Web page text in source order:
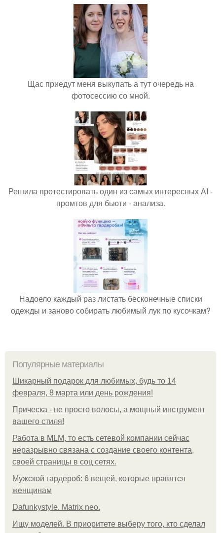
Щас приедут меня выкупать а тут очередь на
фотосессию со мной.
Решила протестировать один из самых интересных AI -
промтов для бьюти - анализа.
Надоело каждый раз листать бесконечные списки
одежды и заново собирать любимый лук по кусочкам?
Популярные материалы
Шикарный подарок для любимых, будь то 14
февраля, 8 марта или день рождения!
Прическа - не просто волосы, а мощный инструмент
вашего стиля!
Работа в MLM, то есть сетевой компании сейчас
неразрывно связана с создание своего контента,
своей страницы в соц сетях.
Мужской гардероб: 6 вещей, которые нравятся
женщинам
Dafunkystyle. Matrix neo.
Ищу моделей. В приоритете выберу того, кто сделал